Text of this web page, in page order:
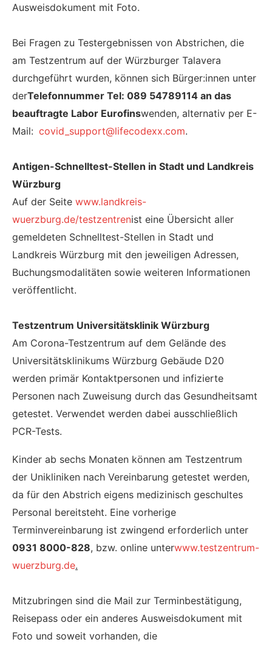
Ausweisdokument mit Foto.
Bei Fragen zu Testergebnissen von Abstrichen, die
am Testzentrum auf der Würzburger Talavera
durchgeführt wurden, können sich Bürger:innen unter
derTelefonnummer Tel: 089 54789114 an das
beauftragte Labor Eurofinswenden, alternativ per E-
Mail: covid_support@lifecodexx.com.
Antigen-Schnelltest-Stellen in Stadt und Landkreis
Würzburg
Auf der Seite www.landkreis-
wuerzburg.de/testzentrenist eine Übersicht aller
gemeldeten Schnelltest-Stellen in Stadt und
Landkreis Würzburg mit den jeweiligen Adressen,
Buchungsmodalitäten sowie weiteren Informationen
veröffentlicht.
Testzentrum Universitätsklinik Würzburg
Am Corona-Testzentrum auf dem Gelände des
Universitätsklinikums Würzburg Gebäude D20
werden primär Kontaktpersonen und infizierte
Personen nach Zuweisung durch das Gesundheitsamt
getestet. Verwendet werden dabei ausschließlich
PCR-Tests.
Kinder ab sechs Monaten können am Testzentrum
der Unikliniken nach Vereinbarung getestet werden,
da für den Abstrich eigens medizinisch geschultes
Personal bereitsteht. Eine vorherige
Terminvereinbarung ist zwingend erforderlich unter
0931 8000-828, bzw. online unterwww.testzentrum-
wuerzburg.de.
Mitzubringen sind die Mail zur Terminbestätigung,
Reisepass oder ein anderes Ausweisdokument mit
Foto und soweit vorhanden, die